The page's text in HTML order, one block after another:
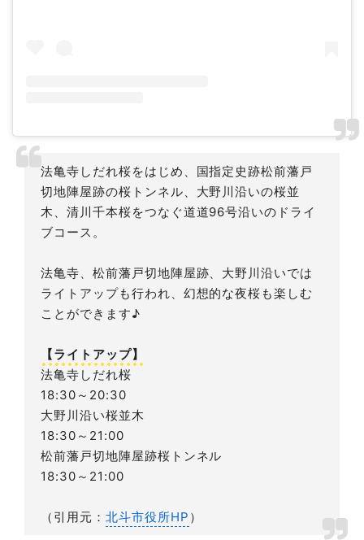
法亀寺しだれ桜をはじめ、国指定史跡松前藩戸
切地陣屋跡の桜トンネル、大野川沿いの桜並
木、清川千本桜をつなぐ道道96号沿いのドライ
ブコース。
法亀寺、松前藩戸切地陣屋跡、大野川沿いでは
ライトアップも行われ、幻想的な夜桜も楽しむ
ことができます♪
【ライトアップ】
法亀寺しだれ桜
18:30～20:30
大野川沿い桜並木
18:30～21:00
松前藩戸切地陣屋跡桜トンネル
18:30～21:00
（引用元： 北斗市役所HP ）